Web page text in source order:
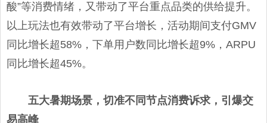
酸”等消费情绪，又带动了平台重点品类的供给提升。
以上玩法也有效带动了平台增长，活动期间支付GMV
同比增长超58%，下单用户数同比增长超9%，ARPU
同比增长超45%。
五大暑期场景，切准不同节点消费诉求，引爆交
易高峰